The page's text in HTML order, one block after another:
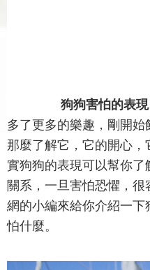
狗狗害怕的表現
多了更多的樂趣，剛開
那麼了解它，它的開心
實狗狗的表現可以幫你
關系，一旦害怕恐懼，
網的小編來給你介紹一
怕什麼。